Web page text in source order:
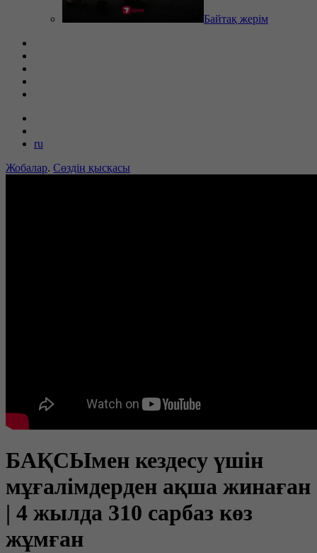
Байтақ жерім
ru
Жобалар. Сөздің қысқасы
БАҚСЫмен кездесу үшін
мұғалімдерден ақша жинаған
| 4 жылда 310 сарбаз көз
жұмған